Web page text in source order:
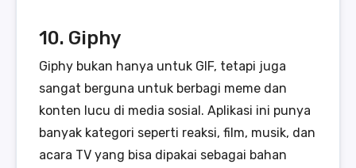
10. Giphy
Giphy bukan hanya untuk GIF, tetapi juga
sangat berguna untuk berbagi meme dan
konten lucu di media sosial. Aplikasi ini punya
banyak kategori seperti reaksi, film, musik, dan
acara TV yang bisa dipakai sebagai bahan